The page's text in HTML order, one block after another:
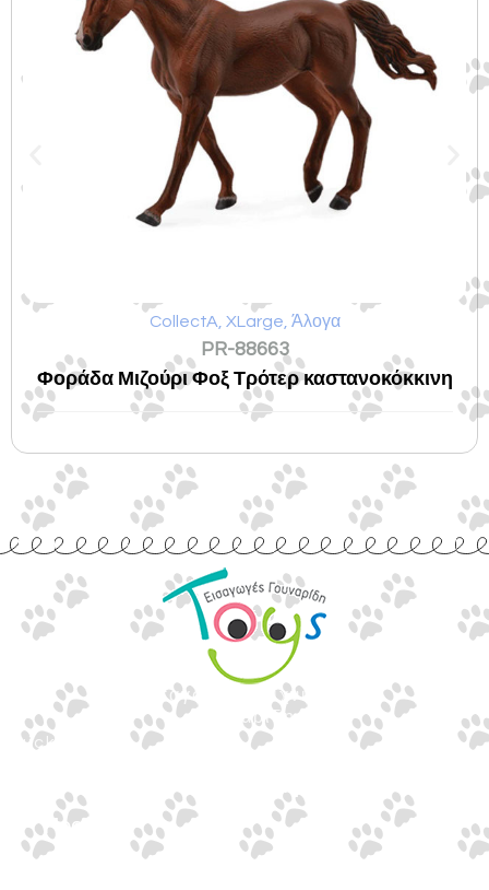
CollectA XLarge Άλογα
PR-88663
Φοράδα Μιζούρι Φοξ Τρότερ καστανοκόκκινη
Εισαγωγές Παιχνιδιών
Γουναρίδη
Quick Links
Προϊόντα